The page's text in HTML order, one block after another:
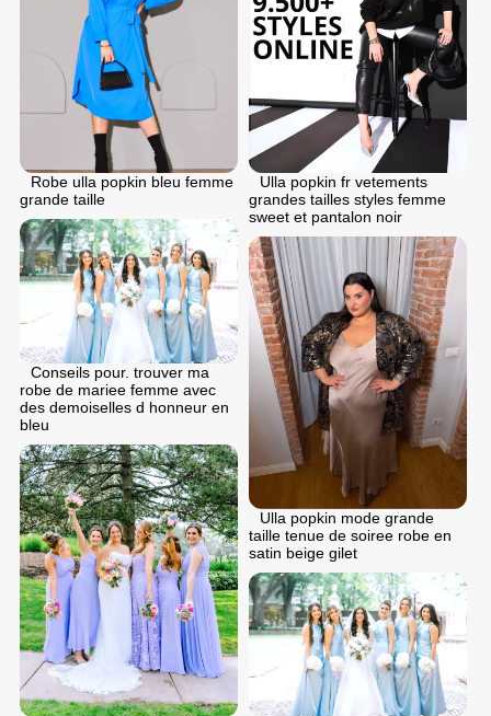
Robe ulla popkin bleu femme
grande taille
Ulla popkin fr vetements
grandes tailles styles femme
sweet et pantalon noir
Conseils pour. trouver ma
robe de mariee femme avec
des demoiselles d honneur en
bleu
Ulla popkin mode grande
taille tenue de soiree robe en
satin beige gilet